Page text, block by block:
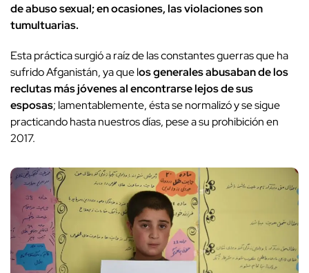
de abuso sexual; en ocasiones, las violaciones son
tumultuarias.
Esta práctica surgió a raíz de las constantes guerras que ha
sufrido Afganistán, ya que los generales abusaban de los
reclutas más jóvenes al encontrarse lejos de sus
esposas; lamentablemente, ésta se normalizó y se sigue
practicando hasta nuestros días, pese a su prohibición en
2017.